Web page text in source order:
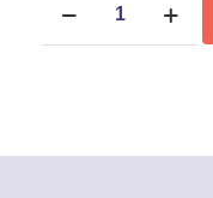
gomma
supporti